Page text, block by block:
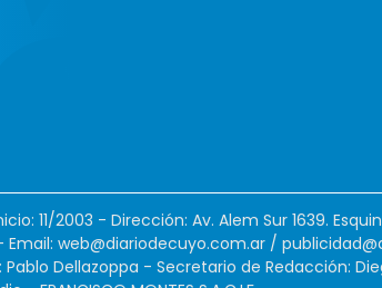
11/2003 - Dirección: Av. Alem Sur 1639.
Email: web@diariodecuyo.com.ar /
Dellazoppa - Secretario de Redacción: